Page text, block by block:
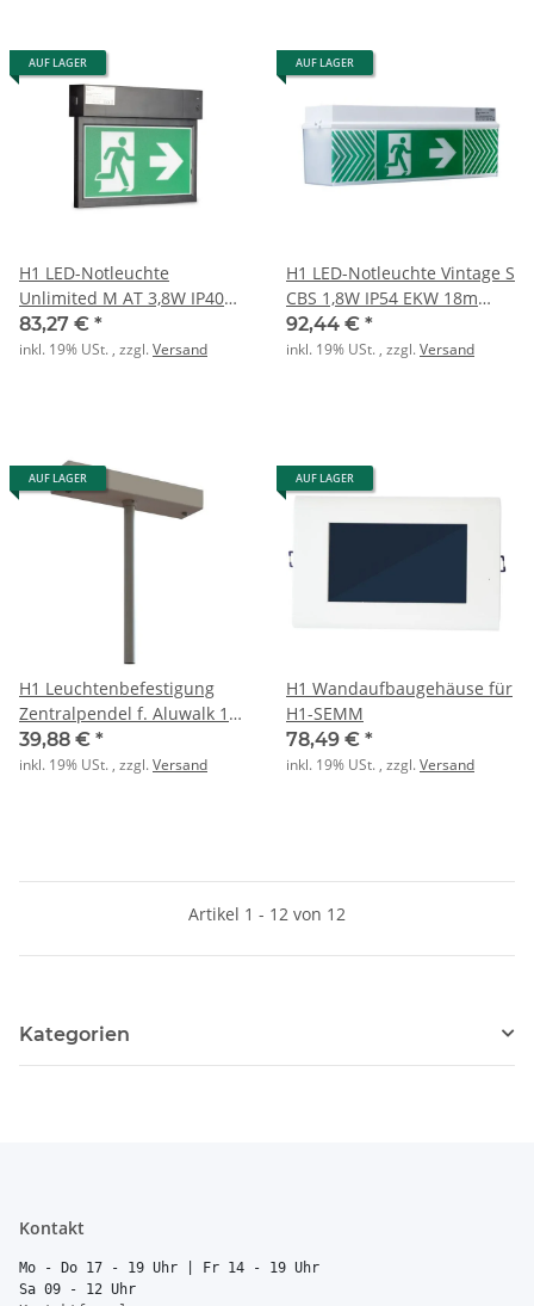
AUF LAGER
H1 LED-Notleuchte
Unlimited M AT 3,8W IP40
3h EKW 24m sw
83,27 € *
inkl. 19% USt. , zzgl.Versand
AUF LAGER
H1 LED-Notleuchte Vintage S
CBS 1,8W IP54 EKW 18m
180lm
92,44 € *
inkl. 19% USt. , zzgl.Versand
AUF LAGER
H1 Leuchtenbefestigung
Zentralpendel f. Aluwalk 1x
M13 1m
39,88 € *
inkl. 19% USt. , zzgl.Versand
AUF LAGER
H1 Wandaufbaugehäuse für
H1-SEMM
78,49 € *
inkl. 19% USt. , zzgl.Versand
Artikel 1 - 12 von 12
Kategorien
Kontakt
Mo - Do 17 - 19 Uhr | Fr 14 - 19 Uhr
Sa 09 - 12 Uhr